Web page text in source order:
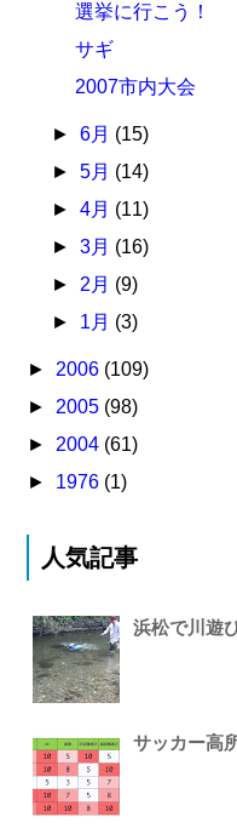
選挙に行こう！
サギ
2007市内大会
► 6月 (15)
► 5月 (14)
► 4月 (11)
► 3月 (16)
► 2月 (9)
► 1月 (3)
► 2006 (109)
► 2005 (98)
► 2004 (61)
► 1976 (1)
人気記事
浜松で川遊
サッカー高